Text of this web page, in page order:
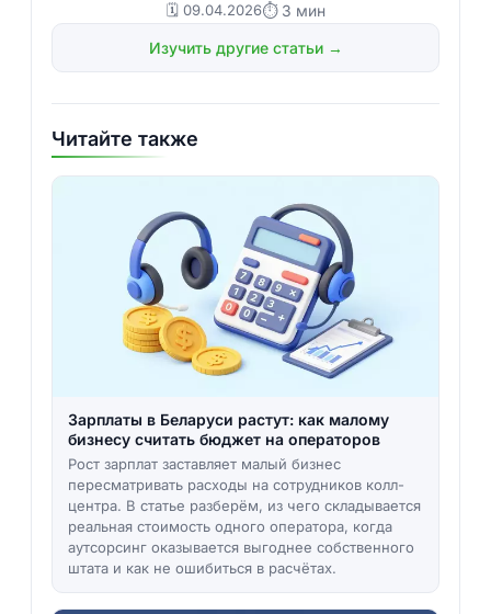
🗓️ 09.04.2026⏱ 3 мин
Изучить другие статьи →
Читайте также
Зарплаты в Беларуси растут: как малому
бизнесу считать бюджет на операторов
Рост зарплат заставляет малый бизнес
пересматривать расходы на сотрудников колл-
центра. В статье разберём, из чего складывается
реальная стоимость одного оператора, когда
аутсорсинг оказывается выгоднее собственного
штата и как не ошибиться в расчётах.